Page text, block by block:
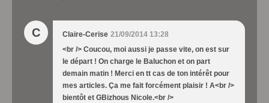
C Claire-Cerise 21/09/2014 13:28
<br /> Coucou, moi aussi je passe vite, on est sur
le départ ! On charge le Baluchon et on part
demain matin ! Merci en tt cas de ton intérêt pour
mes articles. Ça me fait forcément plaisir ! A<br />
bientôt et GBizhous Nicole.<br />